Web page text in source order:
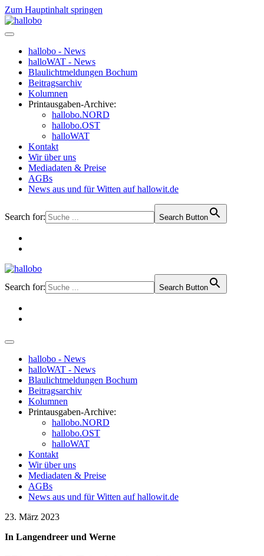
Zum Hauptinhalt springen
hallobo - News
halloWAT - News
Blaulichtmeldungen Bochum
Beitragsarchiv
Kolumnen
Printausgaben-Archive:
hallobo.NORD
hallobo.OST
halloWAT
Kontakt
Wir über uns
Mediadaten & Preise
AGBs
News aus und für Witten auf hallowit.de
Search for: Search Button
Search for: Search Button
hallobo - News
halloWAT - News
Blaulichtmeldungen Bochum
Beitragsarchiv
Kolumnen
Printausgaben-Archive:
hallobo.NORD
hallobo.OST
halloWAT
Kontakt
Wir über uns
Mediadaten & Preise
AGBs
News aus und für Witten auf hallowit.de
23. März 2023
In Langendreer und Werne